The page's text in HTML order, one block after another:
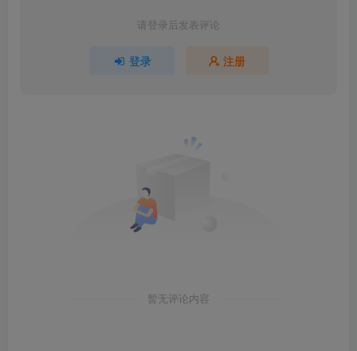
请登录后发表评论
登录 注册
暂无评论内容